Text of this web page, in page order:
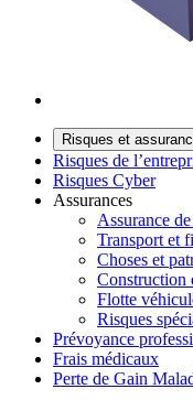
Risques et
Risques de
Risques Cyber
Assurances
Assurance
Transport et
Choses et
Construction
Flotte
Risques
Prévoyance
Frais médicaux
Perte de Gain